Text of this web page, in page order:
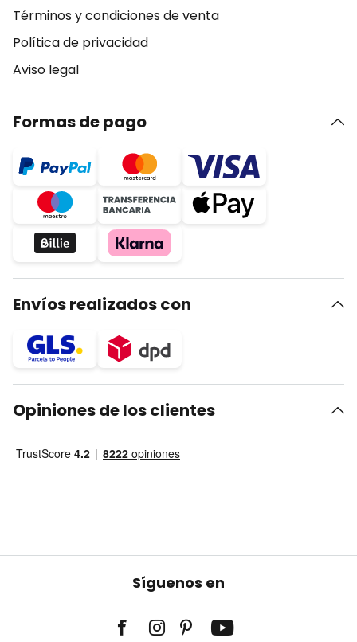
Términos y condiciones de venta
Política de privacidad
Aviso legal
Formas de pago
Envíos realizados con
Opiniones de los clientes
Síguenos en